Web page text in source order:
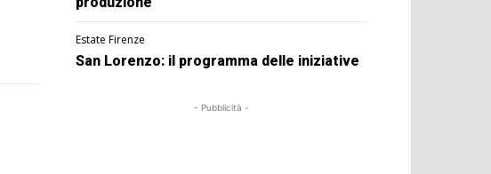
Estate Firenze
San Lorenzo: il programma delle iniziative
- Pubblicità -